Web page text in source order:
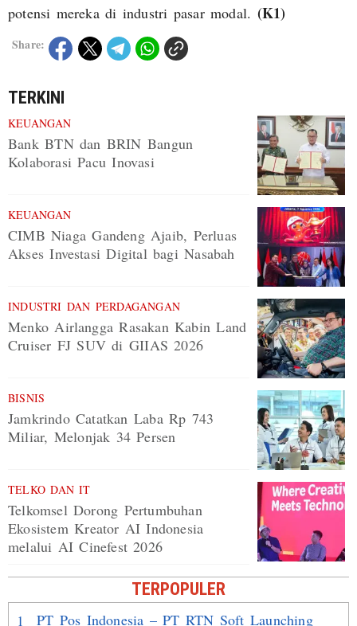
potensi mereka di industri pasar modal. (K1)
Share:
TERKINI
KEUANGAN
Bank BTN dan BRIN Bangun
Kolaborasi Pacu Inovasi
KEUANGAN
CIMB Niaga Gandeng Ajaib, Perluas
Akses Investasi Digital bagi Nasabah
INDUSTRI DAN PERDAGANGAN
Menko Airlangga Rasakan Kabin Land
Cruiser FJ SUV di GIIAS 2026
BISNIS
Jamkrindo Catatkan Laba Rp 743
Miliar, Melonjak 34 Persen
TELKO DAN IT
Telkomsel Dorong Pertumbuhan
Ekosistem Kreator AI Indonesia
melalui AI Cinefest 2026
TERPOPULER
1
PT Pos Indonesia – PT RTN Soft Launching